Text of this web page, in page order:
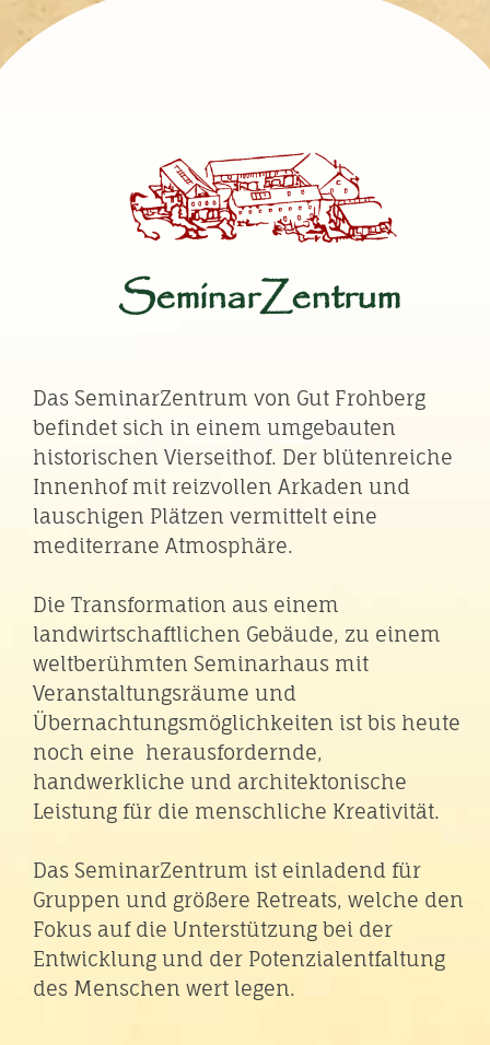
SeminarZentrum
Das SeminarZentrum von Gut Frohberg
befindet sich in einem umgebauten
historischen Vierseithof. Der blütenreiche
Innenhof mit reizvollen Arkaden und
lauschigen Plätzen vermittelt eine
mediterrane Atmosphäre.
Die Transformation aus einem
landwirtschaftlichen Gebäude, zu einem
weltberühmten Seminarhaus mit
Veranstaltungsräume und
Übernachtungsmöglichkeiten ist bis heute
noch eine herausfordernde,
handwerkliche und architektonische
Leistung für die menschliche Kreativität.
Das SeminarZentrum ist einladend für
Gruppen und größere Retreats, welche den
Fokus auf die Unterstützung bei der
Entwicklung und der Potenzialentfaltung
des Menschen wert legen.